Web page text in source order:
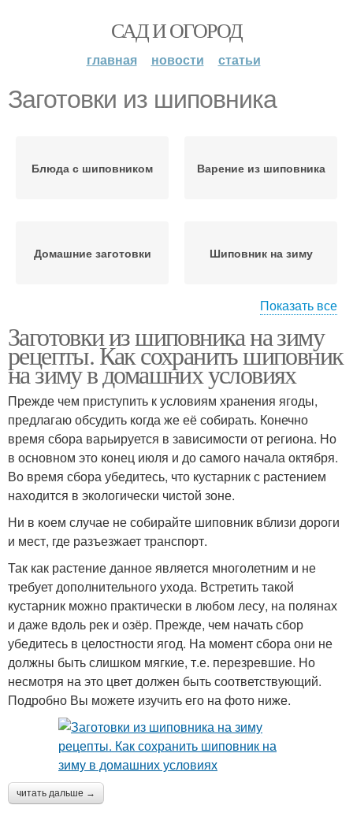
САД И ОГОРОД
главная новости статьи
Заготовки из шиповника
Блюда с шиповником Варение из шиповника
Домашние заготовки Шиповник на зиму
Рецепты из шиповника
здоровья
Показать все
Заготовки из шиповника на зиму
рецепты. Как сохранить шиповник
на зиму в домашних условиях
Прежде чем приступить к условиям хранения ягоды,
предлагаю обсудить когда же её собирать. Конечно
время сбора варьируется в зависимости от региона. Но
в основном это конец июля и до самого начала октября.
Во время сбора убедитесь, что кустарник с растением
находится в экологически чистой зоне.
Ни в коем случае не собирайте шиповник вблизи дороги
и мест, где разъезжает транспорт.
Так как растение данное является многолетним и не
требует дополнительного ухода. Встретить такой
кустарник можно практически в любом лесу, на полянах
и даже вдоль рек и озёр. Прежде, чем начать сбор
убедитесь в целостности ягод. На момент сбора они не
должны быть слишком мягкие, т.е. перезревшие. Но
несмотря на это цвет должен быть соответствующий.
Подробно Вы можете изучить его на фото ниже.
читать дальше →